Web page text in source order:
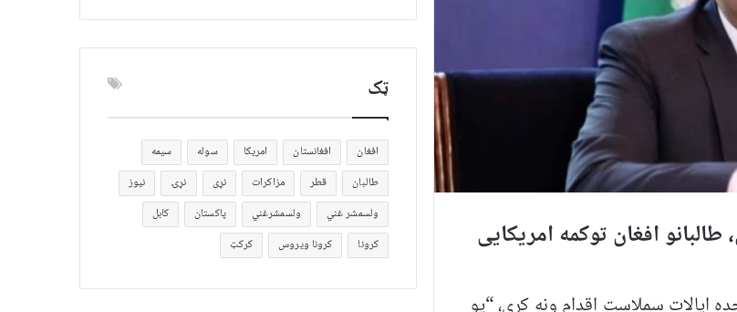
افغان توکمه امریکايی
ټک
افغان افغانستان امریکا سوله
سیمه
طالبان
قطر مزاکرات نړی نړۍ
نیوز
ولسمشر غني
ولسمشرغني پاکستان
کابل
کرونا
کرونا ویروس کرکټ